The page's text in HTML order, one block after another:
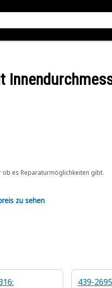
ob es Reparaturmöglichkeiten gibt.
zu sehen
439-